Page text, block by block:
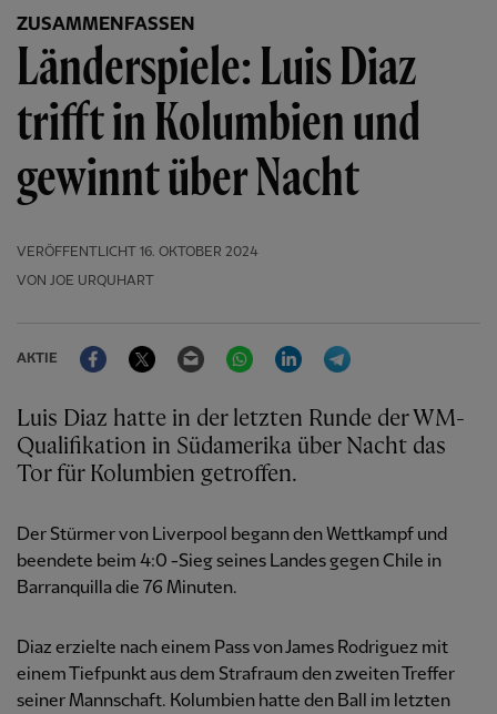
ZUSAMMENFASSEN
Länderspiele: Luis Diaz
trifft in Kolumbien und
gewinnt über Nacht
VERÖFFENTLICHT
16. OKTOBER 2024
VON JOE URQUHART
AKTIE
FacebookTwitter Email WhatsAppLinkedIn
Luis Diaz hatte in der letzten Runde der WM-
Qualifikation in Südamerika über Nacht das
Tor für Kolumbien getroffen.
Der Stürmer von Liverpool begann den Wettkampf und
beendete beim 4:0 -Sieg seines Landes gegen Chile in
Barranquilla die 76 Minuten.
Diaz erzielte nach einem Pass von James Rodriguez mit
einem Tiefpunkt aus dem Strafraum den zweiten Treffer
seiner Mannschaft. Kolumbien hatte den Ball im letzten